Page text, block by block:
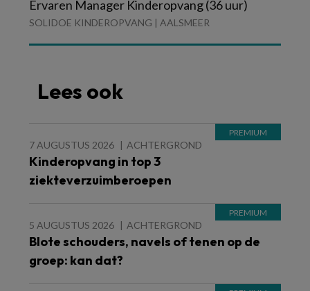
Ervaren Manager Kinderopvang (36 uur)
SOLIDOE KINDEROPVANG | AALSMEER
Lees ook
7 AUGUSTUS 2026 ACHTERGROND
Kinderopvang in top 3
ziekteverzuimberoepen
5 AUGUSTUS 2026 ACHTERGROND
Blote schouders, navels of tenen op de
groep: kan dat?